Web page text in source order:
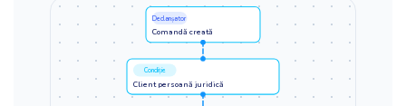
Declanșator
Comandă creată
Condiție
Client persoană juridică